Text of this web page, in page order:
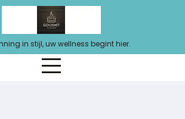
in stijl, uw wellness begint hier.